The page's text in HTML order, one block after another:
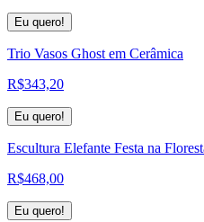
Eu quero!
Trio Vasos Ghost em Cerâmica
R$343,20
Eu quero!
Escultura Elefante Festa na
R$468,00
Eu quero!